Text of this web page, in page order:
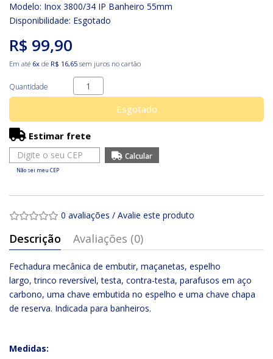
Modelo: Inox 3800/34 IP Banheiro 55mm
Disponibilidade: Esgotado
R$ 99,90
Em até 6x de R$ 16,65 sem juros no cartão
Quantidade
Esgotado
Estimar frete
Não sei meu CEP
0 avaliações / Avalie este produto
Descrição Avaliações (0)
Fechadura mecânica de embutir, maçanetas, espelho
largo, trinco reversível, testa, contra-testa, parafusos em aço
carbono, uma chave embutida no espelho e uma chave chapa
de reserva. Indicada para banheiros.
Medidas: